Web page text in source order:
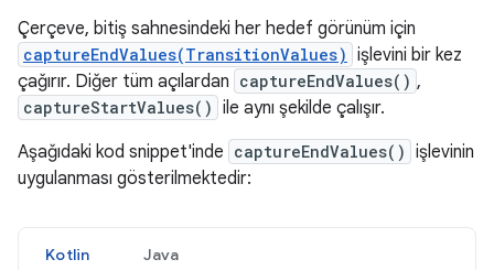
Çerçeve, bitiş sahnesindeki her hedef görünüm için
captureEndValues(TransitionValues) işlevini bir kez
çağırır. Diğer tüm açılardan captureEndValues() ,
captureStartValues() ile aynı şekilde çalışır.
Aşağıdaki kod snippet'inde captureEndValues() işlevinin
uygulanması gösterilmektedir:
Kotlin Java